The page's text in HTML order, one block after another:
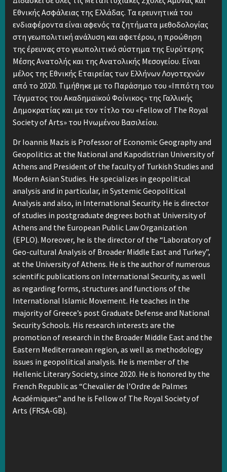
Εθνικής Ασφάλειας της Ελλάδας. Τα ερευνητικά του
ενδιαφέροντα είναι αφενός τα ζητήματα μεθοδολογίας
στη γεωπολιτική ανάλυση και αφετέρου, η προώθηση
της έρευνας στο γεωπολιτικό σύστημα της Ευρύτερης
Μέσης Ανατολής και της Ανατολικής Μεσογείου. Είναι
μέλος της Εθνικής Εταιρείας των Ελλήνων Λογοτεχνών
από το 2020. Τιμήθηκε με το Παράσημο του «Ιππότη του
Τάγματος του Ακαδημαϊκού Φοίνικος» της Γαλλικής
Δημοκρατίας και με τον τίτλο του «Fellow of The Royal
Society of Arts» του Ηνωμένου Βασιλείου.
Dr Ioannis Mazis is Professor of Economic Geography and
Geopolitics at the National and Kapodistrian University of
Athens and President of the faculty of Turkish Studies and
Modern Asian Studies. He specializes in geopolitical
analysis and in particular, in Systemic Geopolitical
Analysis and also, in International Security. He is director
of studies in postgraduate degrees both at University of
Athens and the European Public Law Organization
(EPLO). Moreover, he is the director of the “Laboratory of
Geo-cultural Analysis of Broader Middle East and Turkey”,
at the University of Athens. He is the author of numerous
scientific publications on International Security, as well
as regarding forms, structures and functions of the
International Islamic Movement. He teaches in the
majority of Greece’s post Graduate Defense and National
Security Schools. His research interests are the
promotion of research in the Broader Middle East and the
Eastern Mediterranean region, as well as methodology
issues in geopolitical analysis. He is member of the
Hellenic Literary Society, since 2020. He is honored by the
French Republic as “Chevalier de l’Ordre de Palmes
Académiques” and he is Fellow of The Royal Society of
Arts (FRSA-GB).